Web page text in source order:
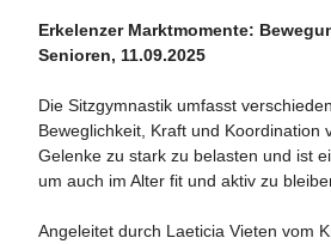
Erkelenzer Marktmomente:
Senioren, 11.09.2025
Die Sitzgymnastik umfasst
Beweglichkeit, Kraft und Koordination
Gelenke zu stark zu belasten und ist
um auch im Alter fit und aktiv zu
Angeleitet durch Laeticia Vieten vom